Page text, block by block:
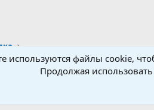
используются файлы cookie,
Продолжая